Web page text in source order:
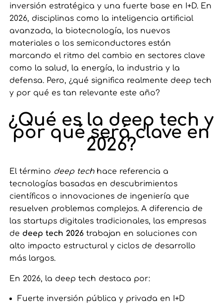
inversión estratégica y una fuerte base en I+D. En
2026, disciplinas como la inteligencia artificial
avanzada, la biotecnología, los nuevos
materiales o los semiconductores están
marcando el ritmo del cambio en sectores clave
como la salud, la energía, la industria y la
defensa. Pero, ¿qué significa realmente deep tech
y por qué es tan relevante este año?
¿Qué es la deep tech y
por qué será clave en
2026?
El término deep techhace referencia a
tecnologías basadas en descubrimientos
científicos o innovaciones de ingeniería que
resuelven problemas complejos. A diferencia de
las startups digitales tradicionales, las empresas
de deep tech 2026trabajan en soluciones con
alto impacto estructural y ciclos de desarrollo
más largos.
En 2026, la deep tech destaca por:
Fuerte inversión pública y privada en I+D